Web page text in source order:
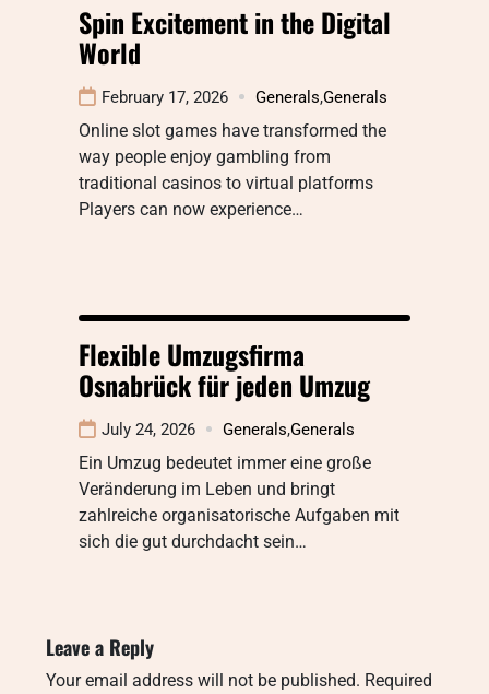
Spin Excitement in the Digital
World
February 17, 2026 Generals,Generals
Online slot games have transformed the
way people enjoy gambling from
traditional casinos to virtual platforms
Players can now experience…
Flexible Umzugsfirma
Osnabrück für jeden Umzug
July 24, 2026 Generals,Generals
Ein Umzug bedeutet immer eine große
Veränderung im Leben und bringt
zahlreiche organisatorische Aufgaben mit
sich die gut durchdacht sein…
Leave a Reply
Your email address will not be published. Required